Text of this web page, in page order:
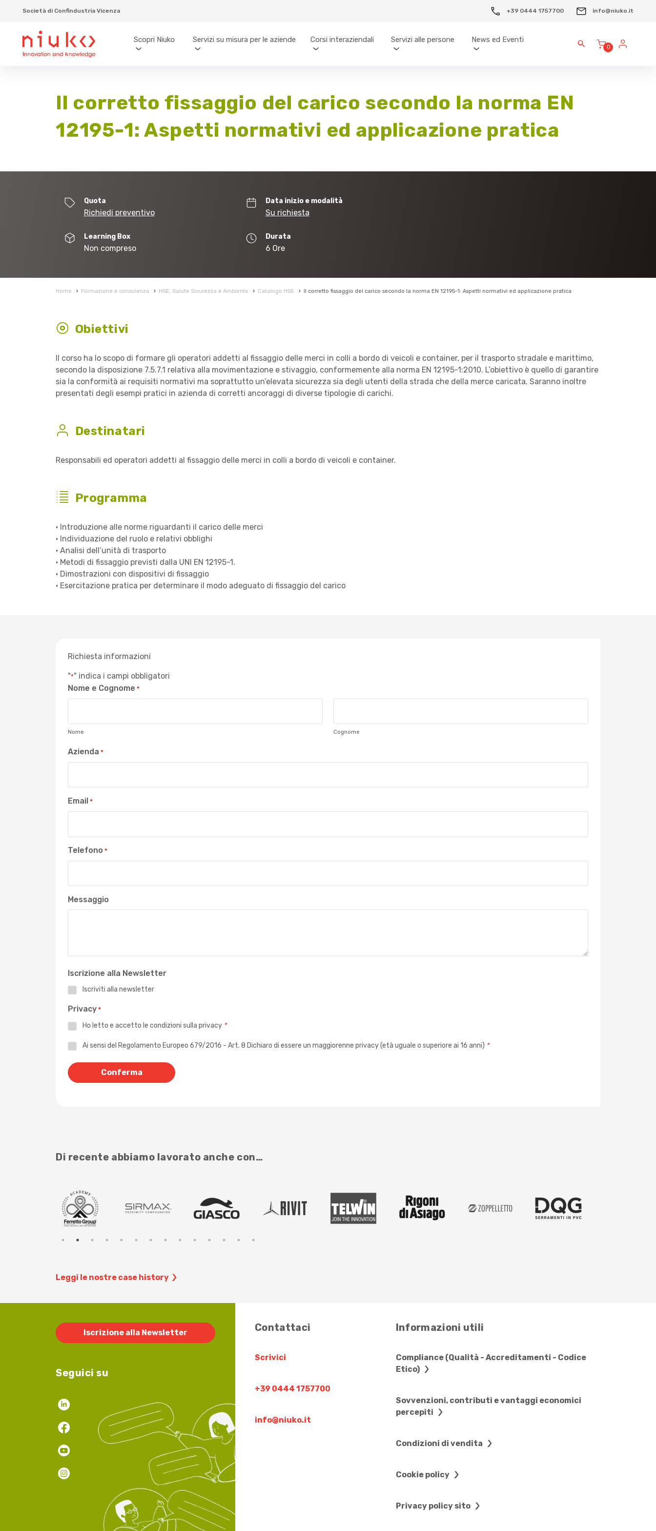
Società di Confindustria Vicenza +39 0444 1757700 info@niuko.it
0
Scopri Niuko Servizi su misura per le aziende Corsi interaziendali Servizi alle persone News ed Eventi
Il corretto fissaggio del carico secondo la norma EN
12195-1: Aspetti normativi ed applicazione pratica
Quota
Richiedi preventivo
Learning Box
Non compreso
Data inizio e modalità
Su richiesta
Durata
6 Ore
Home › Formazione e consulenza › HSE, Salute Sicurezza e Ambiente › Catalogo HSE › Il corretto fissaggio del carico secondo la norma EN 12195-1: Aspetti normativi ed applicazione pratica
Obiettivi
Il corso ha lo scopo di formare gli operatori addetti al fissaggio delle merci in colli a bordo di veicoli e container, per il trasporto stradale e marittimo,
secondo la disposizione 7.5.7.1 relativa alla movimentazione e stivaggio, conformemente alla norma EN 12195-1:2010. L’obiettivo è quello di garantire
sia la conformità ai requisiti normativi ma soprattutto un’elevata sicurezza sia degli utenti della strada che della merce caricata. Saranno inoltre
presentati degli esempi pratici in azienda di corretti ancoraggi di diverse tipologie di carichi.
Destinatari
Responsabili ed operatori addetti al fissaggio delle merci in colli a bordo di veicoli e container.
Programma
• Introduzione alle norme riguardanti il carico delle merci
• Individuazione del ruolo e relativi obblighi
• Analisi dell’unità di trasporto
• Metodi di fissaggio previsti dalla UNI EN 12195-1.
• Dimostrazioni con dispositivi di fissaggio
• Esercitazione pratica per determinare il modo adeguato di fissaggio del carico
Richiesta informazioni
"*" indica i campi obbligatori
Nome e Cognome *
Nome Cognome
Azienda *
Email *
Telefono *
Messaggio
Iscrizione alla Newsletter
Iscriviti alla newsletter
Privacy *
Ho letto e accetto le condizioni sulla privacy *
PrivacyAi sensi del Regolamento Europeo 679/2016 - Art. 8 Dichiaro di essere un maggiorenne privacy (età uguale o superiore ai 16 anni) *
Di recente abbiamo lavorato anche con…
Leggi le nostre case history
Iscrizione alla Newsletter
Seguici su
Contattaci
Scrivici
+39 0444 1757700
info@niuko.it
Informazioni utili
Compliance (Qualità - Accreditamenti - Codice
Etico)
Sovvenzioni, contributi e vantaggi economici
percepiti
Condizioni di vendita
Cookie policy
Privacy policy sito